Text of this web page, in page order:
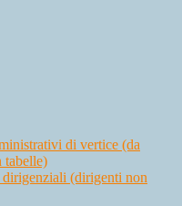
di vertice (da
tabelle)
(dirigenti non